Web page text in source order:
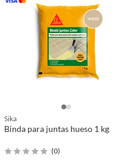
Sika
Binda para juntas hueso 1 kg
(0)